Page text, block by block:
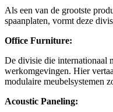
Als een van de grootste
spaanplaten, vormt deze
Office Furniture:
De divisie die internationaal
werkomgevingen. Hier
modulaire meubelsystemen
Acoustic Paneling: